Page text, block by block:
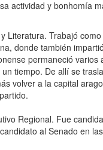
actividad y bonhomía
Trabajó
donde también
permaneció varios
tiempo. De allí se
volver a la capital
Regional. Fue
al Senado en